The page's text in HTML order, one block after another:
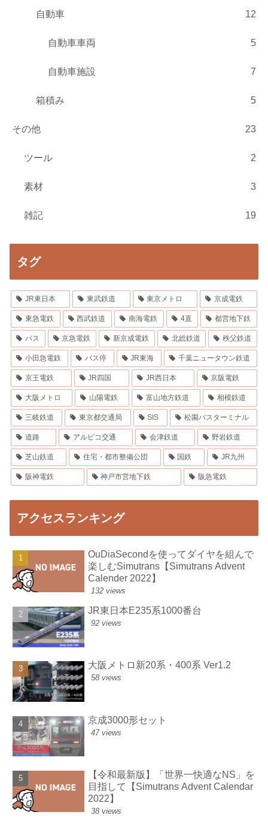
自動車 12
自動車車両 5
自動車施設 7
箱積み 5
その他 23
ツール 2
素材 3
雑記 19
タグ
JR東日本 東武鉄道 東京メトロ 京成電鉄
東急電鉄 西武鉄道 南海電鉄 4直 都営地下鉄
バス 京急電鉄 新京成電鉄 北総鉄道 秩父鉄道
小田急電鉄 バス停 JR東海 千葉ニュータウン鉄道
京王電鉄 JR四国 JR西日本 京阪電鉄
大阪メトロ 山陽電鉄 富山地方鉄道 相模鉄道
三岐鉄道 東京都交通局 SIS 松園バスターミナル
道路 アルピコ交通 会津鉄道 野岩鉄道
芝山鉄道 住宅・都市整備公団 国鉄 JR九州
阪神電鉄 神戸市営地下鉄 阪急電鉄
アクセスランキング
OuDiaSecondを使ってダイヤを組んで
楽しむSimutrans【Simutrans Advent
Calender 2022】
132 views
JR東日本E235系1000番台
92 views
大阪メトロ新20系・400系 Ver1.2
58 views
京成3000形セット
47 views
【令和最新版】「世界一快適なNS」を
目指して【Simutrans Advent Calendar
2022】
38 views